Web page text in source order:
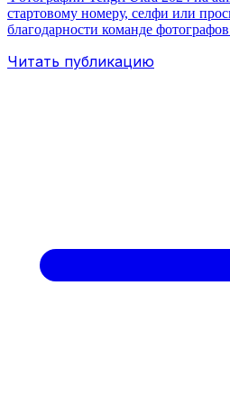
стартовому номеру, селфи или
благодарности команде
Читать публикацию